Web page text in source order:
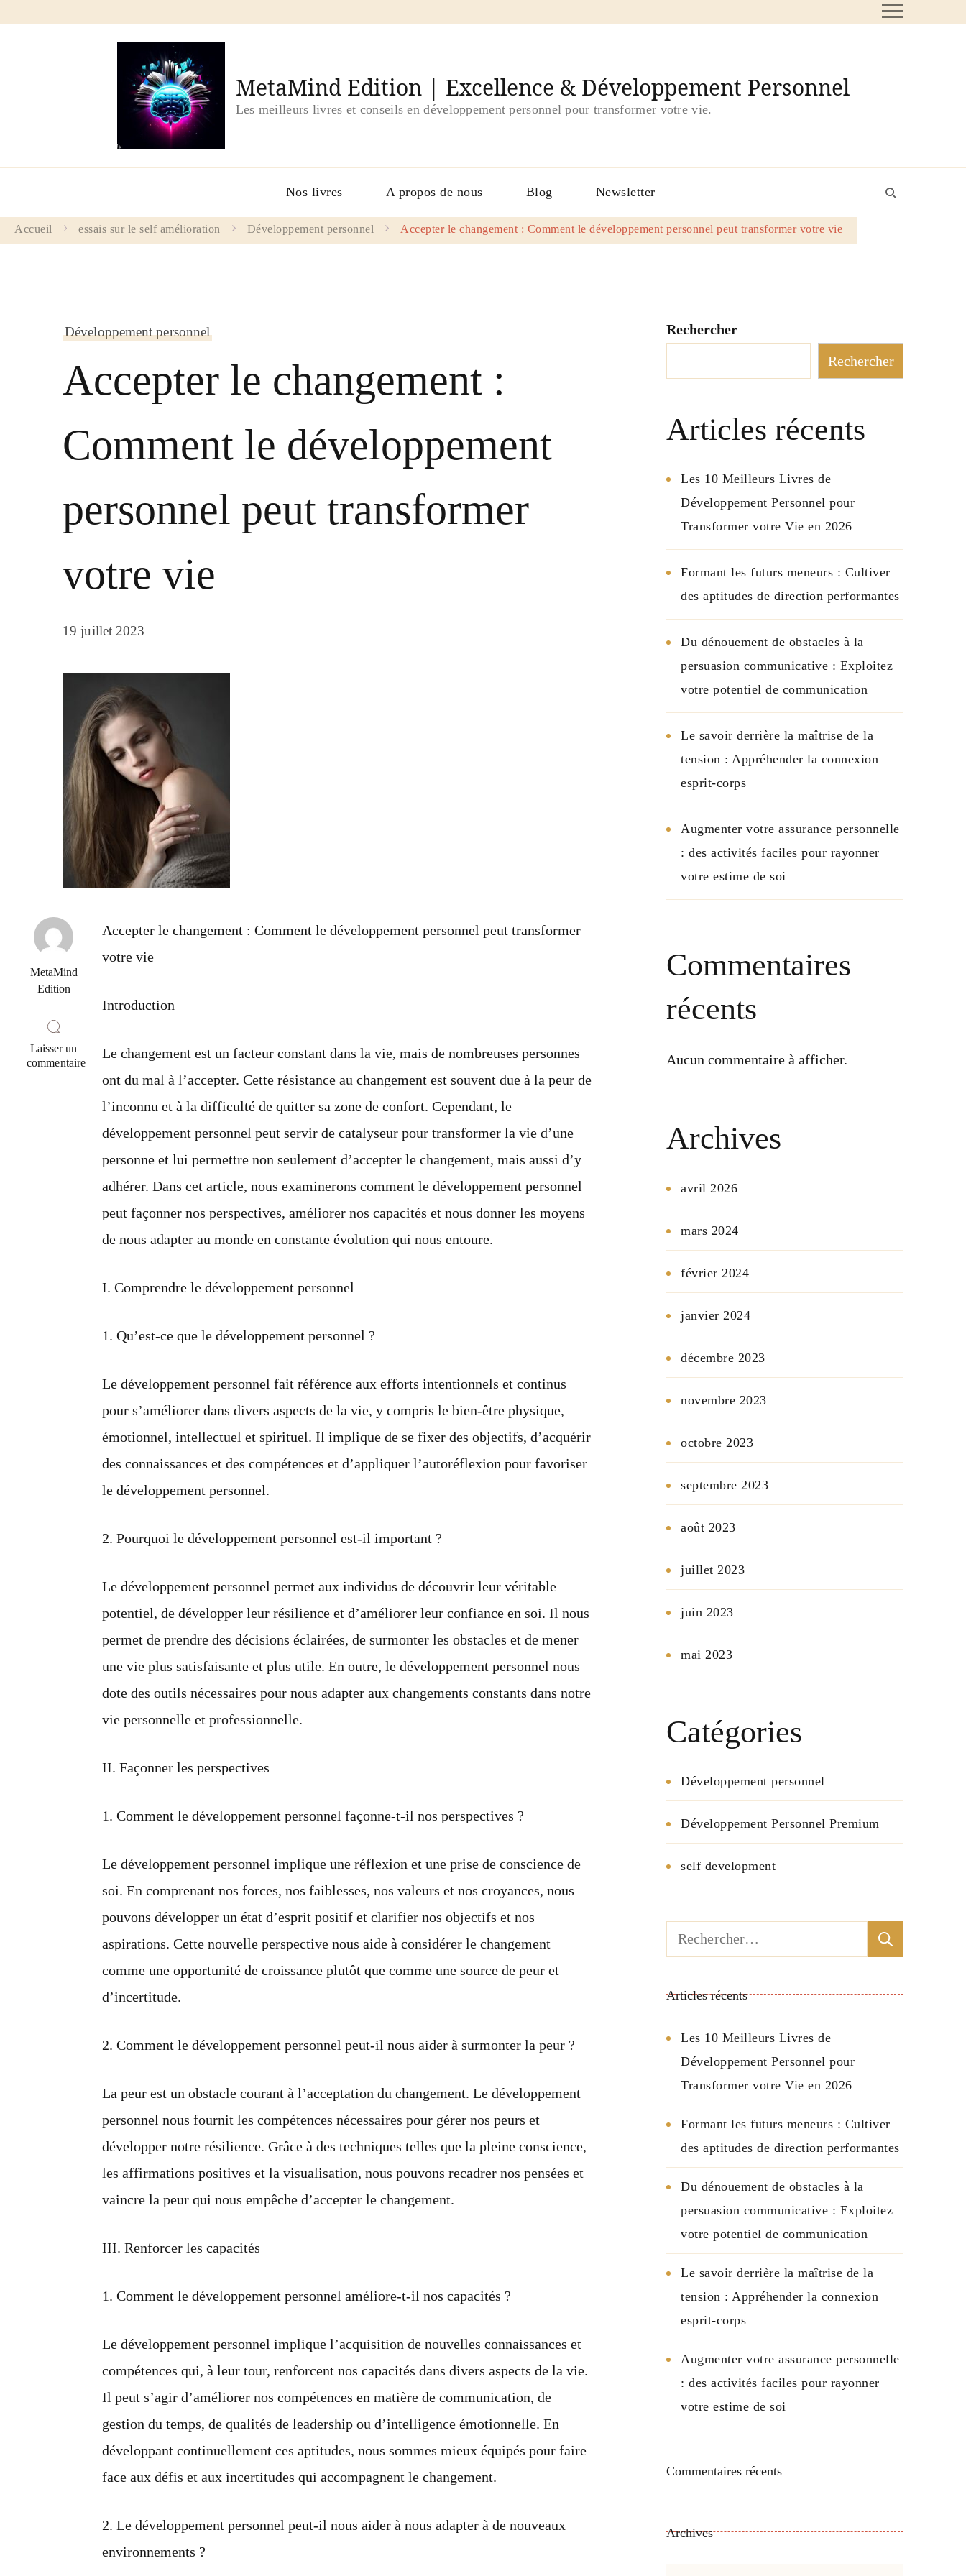
MetaMind Edition | Excellence & Développement Personnel
Les meilleurs livres et conseils en développement personnel pour transformer votre vie.
Nos livres A propos de nous Blog Newsletter
Accueil essais sur le self amélioration Développement personnel Accepter le changement : Comment le développement personnel peut transformer votre vie
Développement personnel
Accepter le changement :
Comment le développement
personnel peut transformer
votre vie
19 juillet 2023
MetaMind
Edition
Laisser un
commentaire
transformer
Accepter le changement : Comment le développement personnel peut transformer
votre vie
Introduction
Le changement est un facteur constant dans la vie, mais de nombreuses personnes
ont du mal à l’accepter. Cette résistance au changement est souvent due à la peur de
l’inconnu et à la difficulté de quitter sa zone de confort. Cependant, le
développement personnel peut servir de catalyseur pour transformer la vie d’une
personne et lui permettre non seulement d’accepter le changement, mais aussi d’y
adhérer. Dans cet article, nous examinerons comment le développement personnel
peut façonner nos perspectives, améliorer nos capacités et nous donner les moyens
de nous adapter au monde en constante évolution qui nous entoure.
I. Comprendre le développement personnel
1. Qu’est-ce que le développement personnel ?
Le développement personnel fait référence aux efforts intentionnels et continus
pour s’améliorer dans divers aspects de la vie, y compris le bien-être physique,
émotionnel, intellectuel et spirituel. Il implique de se fixer des objectifs, d’acquérir
des connaissances et des compétences et d’appliquer l’autoréflexion pour favoriser
le développement personnel.
2. Pourquoi le développement personnel est-il important ?
Le développement personnel permet aux individus de découvrir leur véritable
potentiel, de développer leur résilience et d’améliorer leur confiance en soi. Il nous
permet de prendre des décisions éclairées, de surmonter les obstacles et de mener
une vie plus satisfaisante et plus utile. En outre, le développement personnel nous
dote des outils nécessaires pour nous adapter aux changements constants dans notre
vie personnelle et professionnelle.
II. Façonner les perspectives
1. Comment le développement personnel façonne-t-il nos perspectives ?
Le développement personnel implique une réflexion et une prise de conscience de
soi. En comprenant nos forces, nos faiblesses, nos valeurs et nos croyances, nous
pouvons développer un état d’esprit positif et clarifier nos objectifs et nos
aspirations. Cette nouvelle perspective nous aide à considérer le changement
comme une opportunité de croissance plutôt que comme une source de peur et
d’incertitude.
2. Comment le développement personnel peut-il nous aider à surmonter la peur ?
La peur est un obstacle courant à l’acceptation du changement. Le développement
personnel nous fournit les compétences nécessaires pour gérer nos peurs et
développer notre résilience. Grâce à des techniques telles que la pleine conscience,
les affirmations positives et la visualisation, nous pouvons recadrer nos pensées et
vaincre la peur qui nous empêche d’accepter le changement.
III. Renforcer les capacités
1. Comment le développement personnel améliore-t-il nos capacités ?
Le développement personnel implique l’acquisition de nouvelles connaissances et
compétences qui, à leur tour, renforcent nos capacités dans divers aspects de la vie.
Il peut s’agir d’améliorer nos compétences en matière de communication, de
gestion du temps, de qualités de leadership ou d’intelligence émotionnelle. En
développant continuellement ces aptitudes, nous sommes mieux équipés pour faire
face aux défis et aux incertitudes qui accompagnent le changement.
2. Le développement personnel peut-il nous aider à nous adapter à de nouveaux
environnements ?
Rechercher
Rechercher
Articles récents
Les 10 Meilleurs Livres de
Développement Personnel pour
Transformer votre Vie en 2026
Formant les futurs meneurs : Cultiver
des aptitudes de direction performantes
Du dénouement de obstacles à la
persuasion communicative : Exploitez
votre potentiel de communication
Le savoir derrière la maîtrise de la
tension : Appréhender la connexion
esprit-corps
Augmenter votre assurance personnelle
: des activités faciles pour rayonner
votre estime de soi
Commentaires
récents
Aucun commentaire à afficher.
Archives
avril 2026
mars 2024
février 2024
janvier 2024
décembre 2023
novembre 2023
octobre 2023
septembre 2023
août 2023
juillet 2023
juin 2023
mai 2023
Catégories
Développement personnel
Développement Personnel Premium
self development
Rechercher :
Articles récents
Les 10 Meilleurs Livres de
Développement Personnel pour
Transformer votre Vie en 2026
Formant les futurs meneurs : Cultiver
des aptitudes de direction performantes
Du dénouement de obstacles à la
persuasion communicative : Exploitez
votre potentiel de communication
Le savoir derrière la maîtrise de la
tension : Appréhender la connexion
esprit-corps
Augmenter votre assurance personnelle
: des activités faciles pour rayonner
votre estime de soi
Commentaires récents
Archives